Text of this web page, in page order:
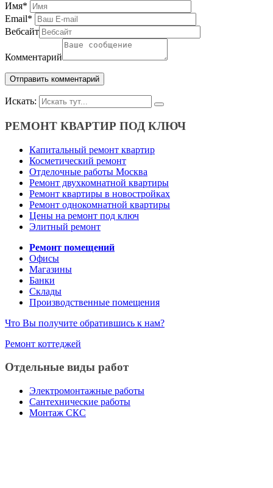
Имя*
Email*
Вебсайт
Комментарий
Искать:
РЕМОНТ КВАРТИР ПОД КЛЮЧ
Капитальный ремонт квартир
Косметический ремонт
Отделочные работы Москва
Ремонт двухкомнатной квартиры
Ремонт квартиры в новостройках
Ремонт однокомнатной квартиры
Цены на ремонт под ключ
Элитный ремонт
Ремонт помещений
Офисы
Магазины
Банки
Склады
Производственные помещения
Что Вы получите обратившись к нам?
Ремонт коттеджей
Отдельные виды работ
Электромонтажные работы
Сантехнические работы
Монтаж СКС